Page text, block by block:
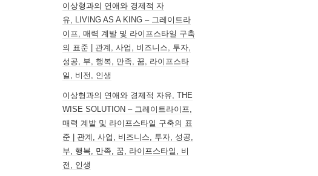
이상형과의 연애와 경제적 자
유, LIVING AS A KING – 그레이트라
이프, 매력 계발 및 라이프스타일 구축
의 표준 | 관계, 사업, 비즈니스, 투자,
성공, 부, 행복, 만족, 꿈, 라이프스타
일, 비전, 인생
이상형과의 연애와 경제적 자유, THE
WISE SOLUTION – 그레이트라이프,
매력 계발 및 라이프스타일 구축의 표
준 | 관계, 사업, 비즈니스, 투자, 성공,
부, 행복, 만족, 꿈, 라이프스타일, 비
전, 인생